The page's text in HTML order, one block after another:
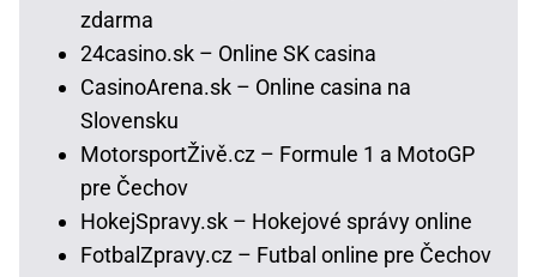
zdarma
24casino.sk – Online SK casina
CasinoArena.sk – Online casina na
Slovensku
MotorsportŽivě.cz – Formule 1 a MotoGP
pre Čechov
HokejSpravy.sk – Hokejové správy online
FotbalZpravy.cz – Futbal online pre Čechov